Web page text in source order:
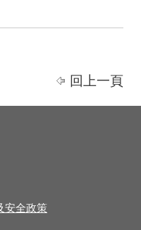
回上一頁
安全政策